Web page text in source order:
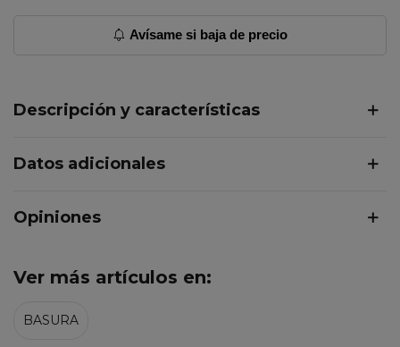
Avísame si baja de precio
Descripción y características
Datos adicionales
Opiniones
Ver más artículos en:
BASURA